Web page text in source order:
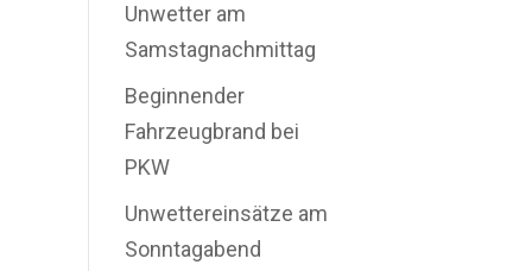
Unwetter am
Samstagnachmittag
Beginnender
Fahrzeugbrand bei
PKW
Unwettereinsätze am
Sonntagabend